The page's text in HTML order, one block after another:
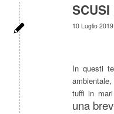
SCUSI
10 Luglio 2019
In questi
tuffi in
una